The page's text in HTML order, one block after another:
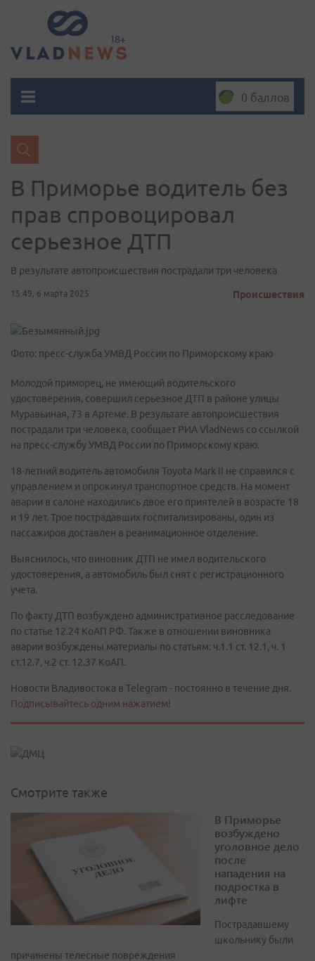
0 баллов
В Приморье водитель без
прав спровоцировал
серьезное ДТП
В результате автопроисшествия пострадали три человека
15:49, 6 марта 2025 Происшествия
Фото: пресс-служба УМВД России по Приморскому краю
Молодой приморец, не имеющий водительского
удостоверения, совершил серьезное ДТП в районе улицы
Муравьиная, 73 в Артеме. В результате автопроисшествия
пострадали три человека, сообщает РИА VladNews со ссылкой
на пресс-службу УМВД России по Приморскому краю.
18-летний водитель автомобиля Toyota Mark II не справился с
управлением и опрокинул транспортное средств. На момент
аварии в салоне находились двое его приятелей в возрасте 18
и 19 лет. Трое пострадавших госпитализированы, один из
пассажиров доставлен в реанимационное отделение.
Выяснилось, что виновник ДТП не имел водительского
удостоверения, а автомобиль был снят с регистрационного
учета.
По факту ДТП возбуждено административное расследование
по статье 12.24 КоАП РФ. Также в отношении виновника
аварии возбуждены материалы по статьям: ч.1.1 ст. 12.1, ч. 1
ст.12.7, ч.2 ст. 12.37 КоАП.
Новости Владивостока в Telegram - постоянно в течение дня.
Подписывайтесь одним нажатием!
Смотрите также
В Приморье
возбуждено
уголовное дело
после
нападения на
подростка в
лифте
Пострадавшему
школьнику были
причинены телесные повреждения